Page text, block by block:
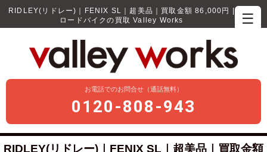
☰
RIDLEY(リドレー)｜FENIX SL｜超美品｜買取金額 86,000円 |
ロードバイクの買取 Valley Works
お電話でのお問合せ（通話無料）
0120-808-943
RIDLEY(リドレー)｜FENIX SL｜超美品｜買取金額